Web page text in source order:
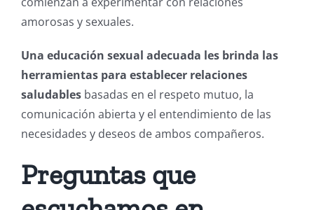
amorosas y sexuales.
Una educación sexual adecuada les brinda las
herramientas para establecer relaciones
saludablesbasadas en el respeto mutuo, la
comunicación abierta y el entendimiento de las
necesidades y deseos de ambos compañeros.
Preguntas que